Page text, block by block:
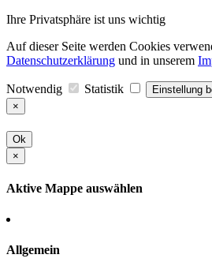
Ihre Privatsphäre ist uns wichtig
Auf dieser Seite werden Cookies
Datenschutzerklärung und in unserem
Notwendig Statistik Einstellung
×
Ok
×
Aktive Mappe auswählen
Allgemein